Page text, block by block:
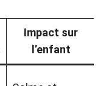
Impact sur
l’enfant